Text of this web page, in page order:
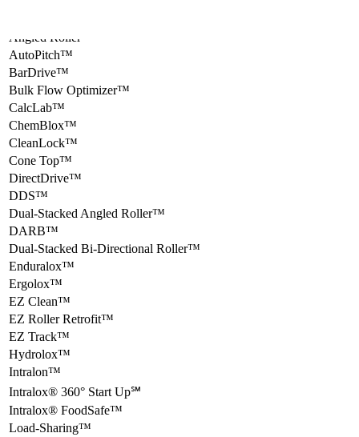
Angled Roller™
AutoPitch™
BarDrive™
Bulk Flow Optimizer™
CalcLab™
ChemBlox™
CleanLock™
Cone Top™
DirectDrive™
DDS™
Dual-Stacked Angled Roller™
DARB™
Dual-Stacked Bi-Directional Roller™
Enduralox™
Ergolox™
EZ Clean™
EZ Roller Retrofit™
EZ Track™
Hydrolox™
Intralon™
Intralox® 360° Start Up℠
Intralox® FoodSafe™
Load-Sharing™